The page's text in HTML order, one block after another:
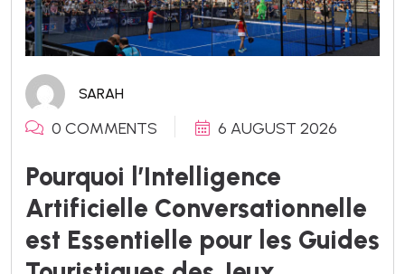
SARAH
0 COMMENTS 6 AUGUST 2026
Pourquoi l’Intelligence
Artificielle Conversationnelle
est Essentielle pour les Guides